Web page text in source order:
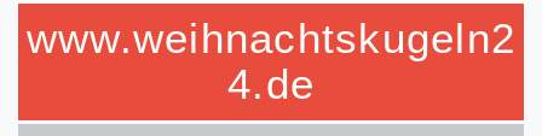
www.weihnachtskugeln2
4.de